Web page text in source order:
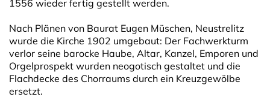
1556 wieder fertig gestellt werden.
Nach Plänen von Baurat Eugen Müschen, Neustrelitz
wurde die Kirche 1902 umgebaut: Der Fachwerkturm
verlor seine barocke Haube, Altar, Kanzel, Emporen und
Orgelprospekt wurden neogotisch gestaltet und die
Flachdecke des Chorraums durch ein Kreuzgewölbe
ersetzt.